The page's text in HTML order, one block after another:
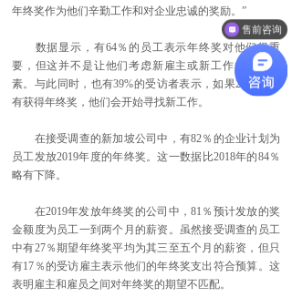
年终奖作为他们辛勤工作和对企业忠诚的奖励。”
数据显示，有64％的员工表示年终奖对他们很重
要，但这并不是让他们考虑新雇主或新工作的唯一因
素。与此同时，也有39%的受访者表示，如果2019年没
有获得年终奖，他们会开始寻找新工作。
在接受调查的新加坡公司中，有82％的企业计划为
员工发放2019年度的年终奖。这一数据比2018年的84％
略有下降。
在2019年发放年终奖的公司中，81％预计发放的奖
金额度为员工一到两个月的薪资。虽然接受调查的员工
中有27％期望年终奖平均为其三至五个月的薪资，但只
有17％的受访雇主表示他们的年终奖支出符合预算。这
表明雇主和雇员之间对年终奖的期望不匹配。
售前咨询